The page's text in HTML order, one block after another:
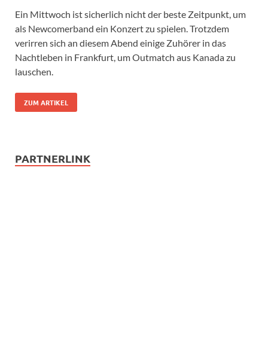
Ein Mittwoch ist sicherlich nicht der beste Zeitpunkt, um
als Newcomerband ein Konzert zu spielen. Trotzdem
verirren sich an diesem Abend einige Zuhörer in das
Nachtleben in Frankfurt, um Outmatch aus Kanada zu
lauschen.
ZUM ARTIKEL
PARTNERLINK